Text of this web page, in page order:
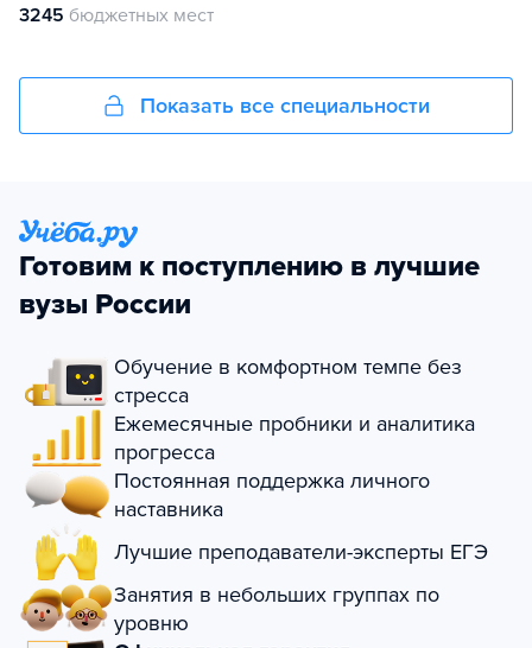
3245 бюджетных мест
Показать все специальности
Готовим к поступлению в лучшие
вузы России
Обучение в комфортном темпе без
стресса
Ежемесячные пробники и аналитика
прогресса
Постоянная поддержка личного
наставника
Лучшие преподаватели-эксперты ЕГЭ
Занятия в небольших группах по
уровню